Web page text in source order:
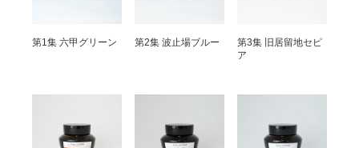
第1集 六甲グリーン 第2集 波止場ブルー
第3集 旧居留地セピ
ア